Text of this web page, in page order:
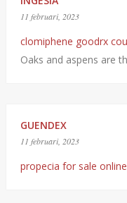
11 februari, 2023
clomiphene goodrx
Oaks and aspens are
GUENDEX
11 februari, 2023
propecia for sale online